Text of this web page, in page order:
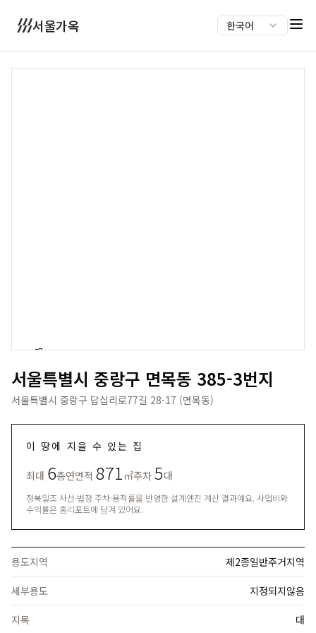
서울가옥 한국어
서울특별시 중랑구 면목동 385-3번지
서울특별시 중랑구 답십리로77길 28-17 (면목동)
이 땅에 지을 수 있는 집
최대 6층연면적 871 ㎡주차 5대
정북일조 사선·법정 주차·용적률을 반영한 설계엔진 계산 결과예요. 사업비와
수익률은 홈리포트에 담겨 있어요.
용도지역 제2종일반주거지역
세부용도 지정되지않음
지목 대